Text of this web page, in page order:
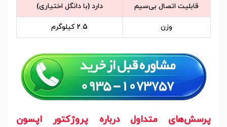
قابلیت اتصال بی‌سیم دارد (با دانگل اختیاری)
وزن 2.5 کیلوگرم
پرسش‌های متداول درباره پروژکتور اپسون